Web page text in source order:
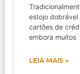
estojo
cartões de
embora muitos
LEIA MAIS »